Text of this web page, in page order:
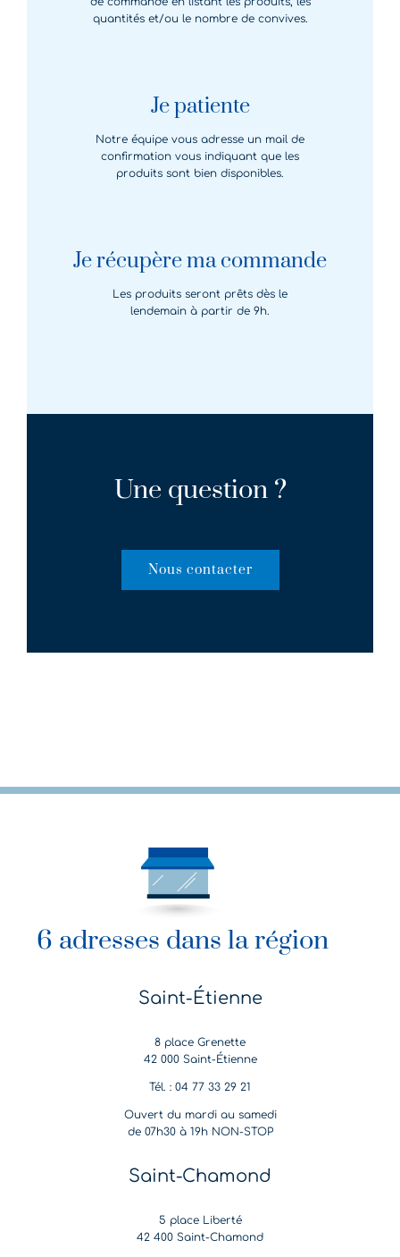
quantités et/ou le nombre de convives.
Je patiente
Notre équipe vous adresse un mail de
confirmation vous indiquant que les
produits sont bien disponibles.
Je récupère ma commande
Les produits seront prêts dès le
lendemain à partir de 9h.
Une question ?
Nous contacter
6 adresses dans la région
Saint-Étienne
8 place Grenette
42 000 Saint-Étienne
Tél. : 04 77 33 29 21
Ouvert du mardi au samedi
de 07h30 à 19h NON-STOP
Saint-Chamond
5 place Liberté
42 400 Saint-Chamond